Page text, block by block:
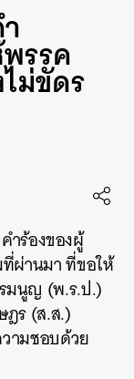
รรค
ม่ขัดร
ร้องของผู้
ผ่านมา ที่ขอให้
มนูญ (พ.ร.ป.)
ฎร (ส.ส.)
ามชอบด้วย